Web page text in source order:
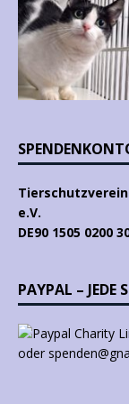
e.V.
DE90 1505 0200
PAYPAL – JEDE
oder